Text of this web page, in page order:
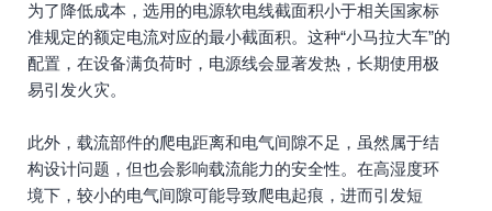
为了降低成本，选用的电源软电线截面积小于相关国家标
准规定的额定电流对应的最小截面积。这种“小马拉大车”的
配置，在设备满负荷时，电源线会显著发热，长期使用极
易引发火灾。
此外，载流部件的爬电距离和电气间隙不足，虽然属于结
构设计问题，但也会影响载流能力的安全性。在高湿度环
境下，较小的电气间隙可能导致爬电起痕，进而引发短